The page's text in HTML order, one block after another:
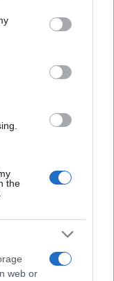
You may click to
party tags to
in below Google
the
web or
e incentivi